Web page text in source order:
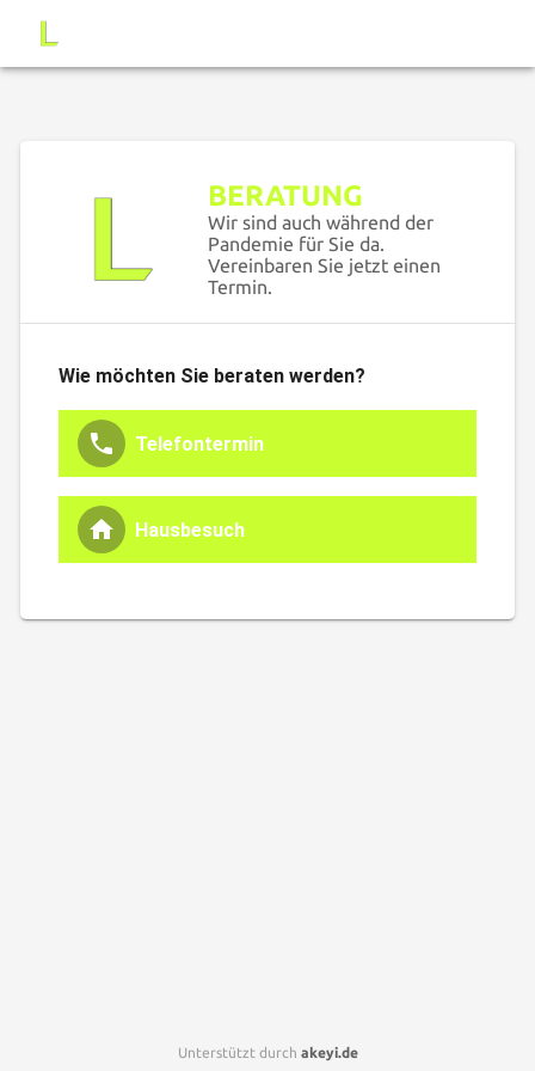
BERATUNG
Wir sind auch während der
Pandemie für Sie da.
Vereinbaren Sie jetzt einen
Termin.
Wie möchten Sie beraten werden?
Telefontermin
Hausbesuch
Unterstützt durch akeyi.de